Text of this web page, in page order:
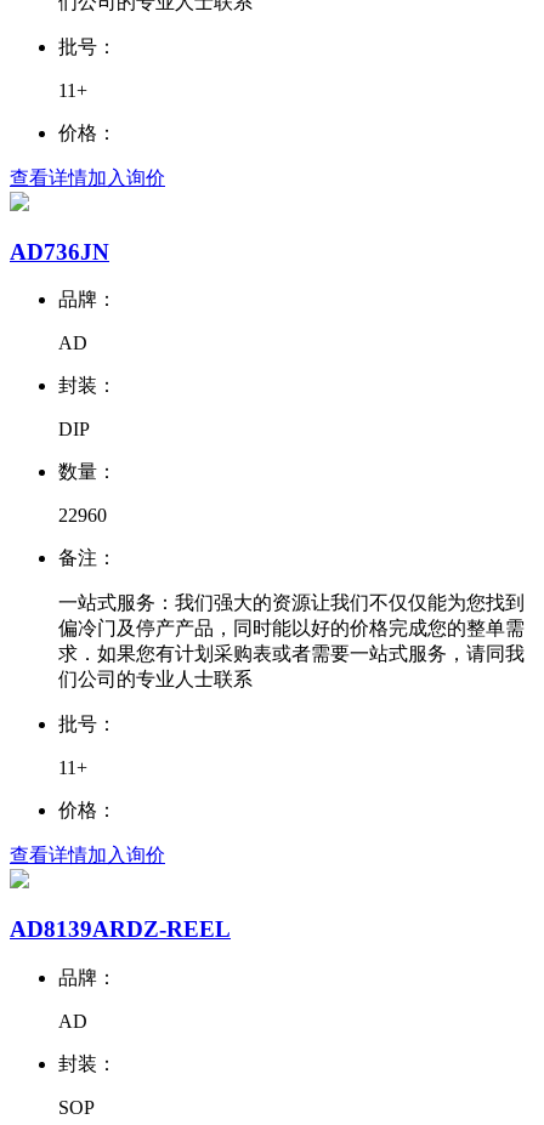
批号：
11+
价格：
查看详情加入询价
AD736JN
品牌：
AD
封装：
DIP
数量：
22960
备注：
一站式服务：我们强大的资源让我们不仅仅能为您找到
偏冷门及停产产品，同时能以好的价格完成您的整单需
求．如果您有计划采购表或者需要一站式服务，请同我
们公司的专业人士联系
批号：
11+
价格：
查看详情加入询价
AD8139ARDZ-REEL
品牌：
AD
封装：
SOP